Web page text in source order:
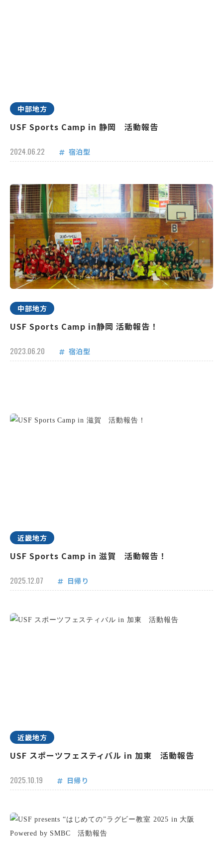
中部地方
USF Sports Camp in 静岡 活動報告
2024.06.22 宿泊型
中部地方
USF Sports Camp in静岡 活動報告！
2023.06.20 宿泊型
近畿地方
USF Sports Camp in 滋賀 活動報告！
2025.12.07 日帰り
近畿地方
USF スポーツフェスティバル in 加東 活動報告
2025.10.19 日帰り